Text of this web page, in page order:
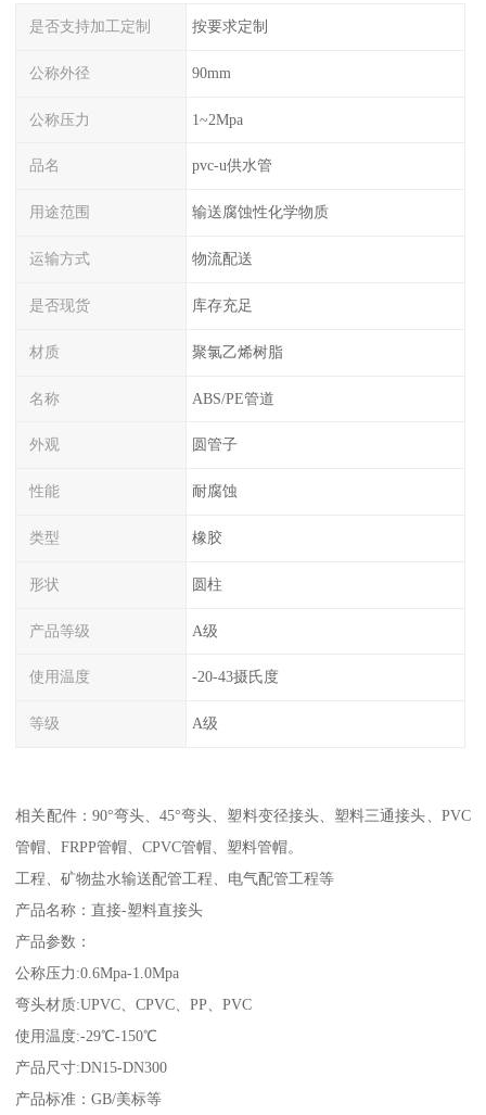
是否支持加工定制 按要求定制
公称外径 90mm
公称压力 1~2Mpa
品名 pvc-u供水管
用途范围 输送腐蚀性化学物质
运输方式 物流配送
是否现货 库存充足
材质 聚氯乙烯树脂
名称 ABS/PE管道
外观 圆管子
性能 耐腐蚀
类型 橡胶
形状 圆柱
产品等级 A级
使用温度 -20-43摄氏度
等级 A级
相关配件：90°弯头、45°弯头、塑料变径接头、塑料三通接头、PVC
管帽、FRPP管帽、CPVC管帽、塑料管帽。
工程、矿物盐水输送配管工程、电气配管工程等
产品名称：直接-塑料直接头
产品参数：
公称压力:0.6Mpa-1.0Mpa
弯头材质:UPVC、CPVC、PP、PVC
使用温度:-29℃-150℃
产品尺寸:DN15-DN300
产品标准：GB/美标等